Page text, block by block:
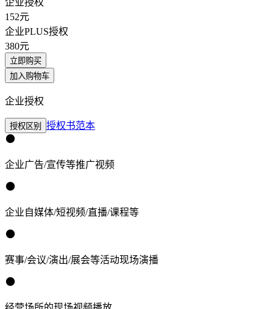
152元
企业PLUS授权
380元
立即购买
加入购物车
企业授权
授权区别 授权书范本
企业广告/宣传等推广视频
企业自媒体/短视频/直播/课程等
赛事/会议/演出/展会等活动现场演播